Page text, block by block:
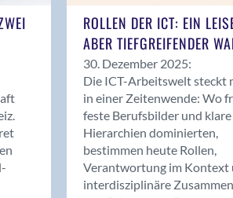
Balzers
Bassersdorf
Benken (SG)
Bergdietikon
ROLLEN DER ICT: EIN
ABER TIEFGREIFENDER
30. Dezember 2025:
Die ICT-Arbeitswelt steckt
in einer Zeitenwende: Wo
feste Berufsbilder und klare
Hierarchien dominierten,
bestimmen heute Rollen,
Verantwortung im Kontext
interdisziplinäre